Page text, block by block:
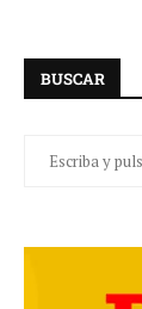
BUSCAR